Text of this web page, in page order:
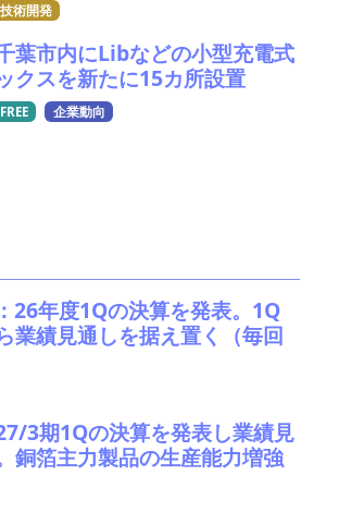
技術開発
葉市内にLibなどの小型充電式
クスを新たに15カ所設置
FREE 企業動向
26年度1Qの決算を発表。1Q
業績見通しを据え置く（毎回
3期1Qの決算を発表し業績見
銅箔主力製品の生産能力増強